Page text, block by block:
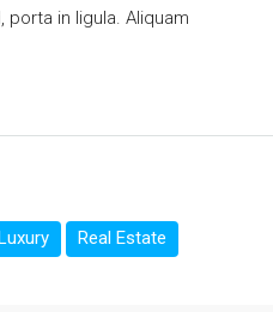
in ligula. Aliquam
Real Estate